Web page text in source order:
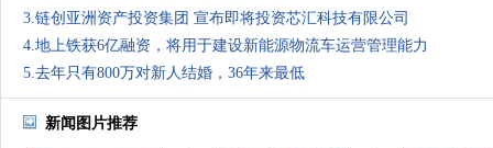
3.链创亚洲资产投资集团 宣布即将投资芯汇科技有限公司
4.地上铁获6亿融资，将用于建设新能源物流车运营管理能力
5.去年只有800万对新人结婚，36年来最低
新闻图片推荐